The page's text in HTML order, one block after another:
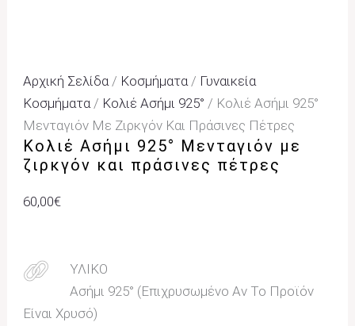
Αρχική Σελίδα/ Κοσμήματα/ Γυναικεία
Κοσμήματα/ Κολιέ Ασήμι 925° / Κολιέ Ασήμι 925°
Μενταγιόν Με Ζιρκγόν Και Πράσινες Πέτρες
Κολιέ Ασήμι 925° Μενταγιόν με
ζιρκγόν και πράσινες πέτρες
60,00€
ΥΛΙΚΟ
Ασήμι 925° (Επιχρυσωμένο Αν Το Προϊόν
Είναι Χρυσό)